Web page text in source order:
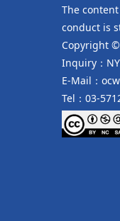
The
conduct is
Copyright
Inquiry：
E-Mail：
Tel：03-